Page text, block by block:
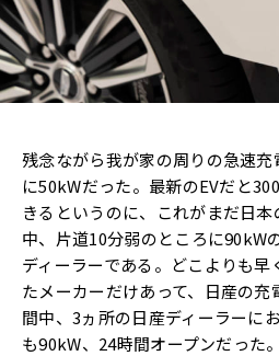
残念ながら我が家の周りの急速
に50kWだった。最新のEVだと
きるというのに、これがまだ日
中、片道10分弱のところに90kW
ディーラーである。どこよりも早
たメーカーだけあって、日産の
間中、3ヵ所の日産ディーラーに
も90kW、24時間オープンだった